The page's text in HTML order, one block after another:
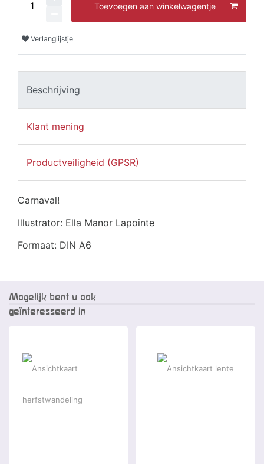
Toevoegen aan winkelwagentje
Verlanglijstje
Beschrijving
Klant mening
Productveiligheid (GPSR)
Carnaval!
Illustrator: Ella Manor Lapointe
Formaat: DIN A6
Mogelijk bent u ook
geïnteresseerd in